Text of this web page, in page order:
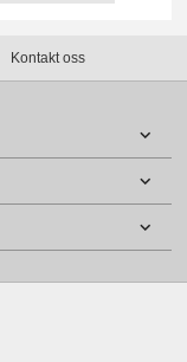
Kontakt oss